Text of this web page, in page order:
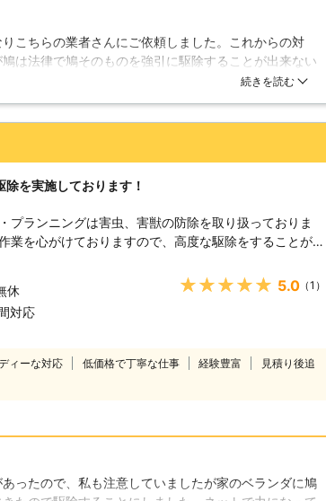
た生き物も単に不快なだけであることもあります。私た
し、その都度の「最善」を選択しております。
こちらの業者さんにご依頼しました。これからの対
は法律で鳩そのものを強引に駆除することが出来ない
作ることが対策とのことなので家の外観等を細かく見
様子は家の隅々まで見ていただいて鳩がとまる可能性
いたのですが家の外観も損なわないように設置してい
で素晴らしい会社だと思いました。今現在、鳩による
続きを読む
を実施しております！
プランニングは害虫、害獣の防除を取り扱っておりま
業を心がけておりますので、高度な駆除をすることが可
ハチなどの害虫だけではなく、ハトといった害獣の駆除
れらにお悩みでしたらご相談ください。エンバイロ・プ
の技術を利用して駆除させていただきます。 【ハト
糞が車などについてしまうと非常に不愉快かと思いま
もしれません。そうならないためにも早い段階でハト駆
ハトは段々と私たちの家に近づいてきます。遠くから眺
です。エンバイロ・プランニングでは様々な技術を使
休
対応
★★★★★ 5.0（1）
ィーな対応 低価格で丁寧な仕事 経験豊富
見積り後追
ったので、私も注意していましたが家のベランダに鳩